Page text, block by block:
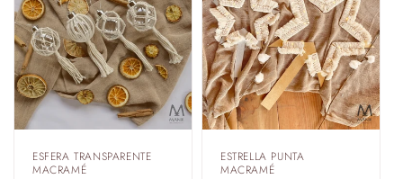
ESFERA TRANSPARENTE
MACRAMÉ
ESTRELLA PUNTA
MACRAMÉ